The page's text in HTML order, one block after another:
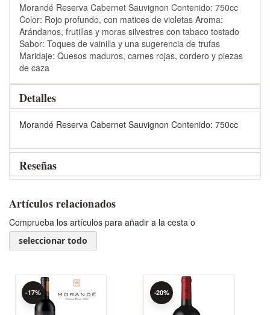
Morandé Reserva Cabernet Sauvignon Contenido: 750cc
Color: Rojo profundo, con matices de violetas Aroma:
Arándanos, frutillas y moras silvestres con tabaco tostado
Sabor: Toques de vainilla y una sugerencia de trufas
Maridaje: Quesos maduros, carnes rojas, cordero y piezas
de caza
Detalles
Morandé Reserva Cabernet Sauvignon Contenido: 750cc
Reseñas
Artículos relacionados
Comprueba los artículos para añadir a la cesta o
seleccionar todo
-17% -20%